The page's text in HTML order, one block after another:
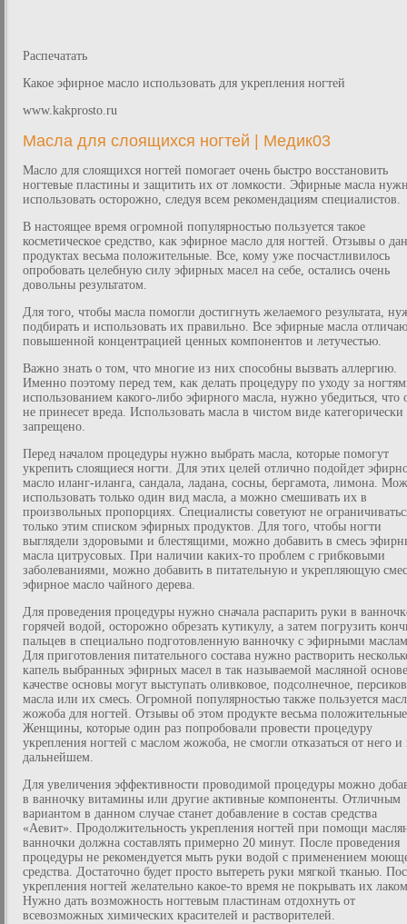
Распечатать
Какое эфирное масло использовать для укрепления ногтей
www.kakprosto.ru
Масла для слоящихся ногтей | Медик03
Масло для слоящихся ногтей помогает очень быстро восстановить
ногтевые пластины и защитить их от ломкости. Эфирные масла
использовать осторожно, следуя всем рекомендациям специалистов.
В настоящее время огромной популярностью пользуется такое
косметическое средство, как эфирное масло для ногтей. Отзывы о
продуктах весьма положительные. Все, кому уже посчастливилось
опробовать целебную силу эфирных масел на себе, остались очень
довольны результатом.
Для того, чтобы масла помогли достигнуть желаемого результата,
подбирать и использовать их правильно. Все эфирные масла
повышенной концентрацией ценных компонентов и летучестью.
Важно знать о том, что многие из них способны вызвать аллергию.
Именно поэтому перед тем, как делать процедуру по уходу за
использованием какого-либо эфирного масла, нужно убедиться, что
не принесет вреда. Использовать масла в чистом виде категорически
запрещено.
Перед началом процедуры нужно выбрать масла, которые помогут
укрепить слоящиеся ногти. Для этих целей отлично подойдет
масло иланг-иланга, сандала, ладана, сосны, бергамота, лимона.
использовать только один вид масла, а можно смешивать их в
произвольных пропорциях. Специалисты советуют не
только этим списком эфирных продуктов. Для того, чтобы ногти
выглядели здоровыми и блестящими, можно добавить в смесь
масла цитрусовых. При наличии каких-то проблем с грибковыми
заболеваниями, можно добавить в питательную и укрепляющую
эфирное масло чайного дерева.
Для проведения процедуры нужно сначала распарить руки в
горячей водой, осторожно обрезать кутикулу, а затем погрузить
пальцев в специально подготовленную ванночку с эфирными
Для приготовления питательного состава нужно растворить
капель выбранных эфирных масел в так называемой масляной
качестве основы могут выступать оливковое, подсолнечное,
масла или их смесь. Огромной популярностью также пользуется
жожоба для ногтей. Отзывы об этом продукте весьма
Женщины, которые один раз попробовали провести процедуру
укрепления ногтей с маслом жожоба, не смогли отказаться от него и
дальнейшем.
Для увеличения эффективности проводимой процедуры можно
в ванночку витамины или другие активные компоненты. Отличным
вариантом в данном случае станет добавление в состав средства
«Аевит». Продолжительность укрепления ногтей при помощи
ванночки должна составлять примерно 20 минут. После проведения
процедуры не рекомендуется мыть руки водой с применением
средства. Достаточно будет просто вытереть руки мягкой тканью.
укрепления ногтей желательно какое-то время не покрывать их
Нужно дать возможность ногтевым пластинам отдохнуть от
всевозможных химических красителей и растворителей.